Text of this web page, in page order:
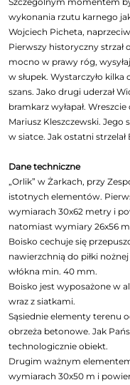
wykonania rzutu karnego
Wojciech Picheta,
Pierwszy historyczny strzał
mocno w prawy róg,
w słupek. Wystarczyło
szans. Jako drugi uderzał
bramkarz wyłapał.
Mariusz Kleszczewski. Jego
w siatce. Jak ostatni
Dane techniczne
„Orlik” w Żarkach, przy
istotnych elementów.
wymiarach 30x62 metry i
natomiast wymiary 26x56
Boisko cechuje się
nawierzchnią do piłki
włókna min. 40 mm.
Boisko jest wyposażone w
wraz z siatkami.
Sąsiednie elementy terenu
obrzeża betonowe. Jak
technologicznie obiekt.
Drugim ważnym
wymiarach 30x50 m i